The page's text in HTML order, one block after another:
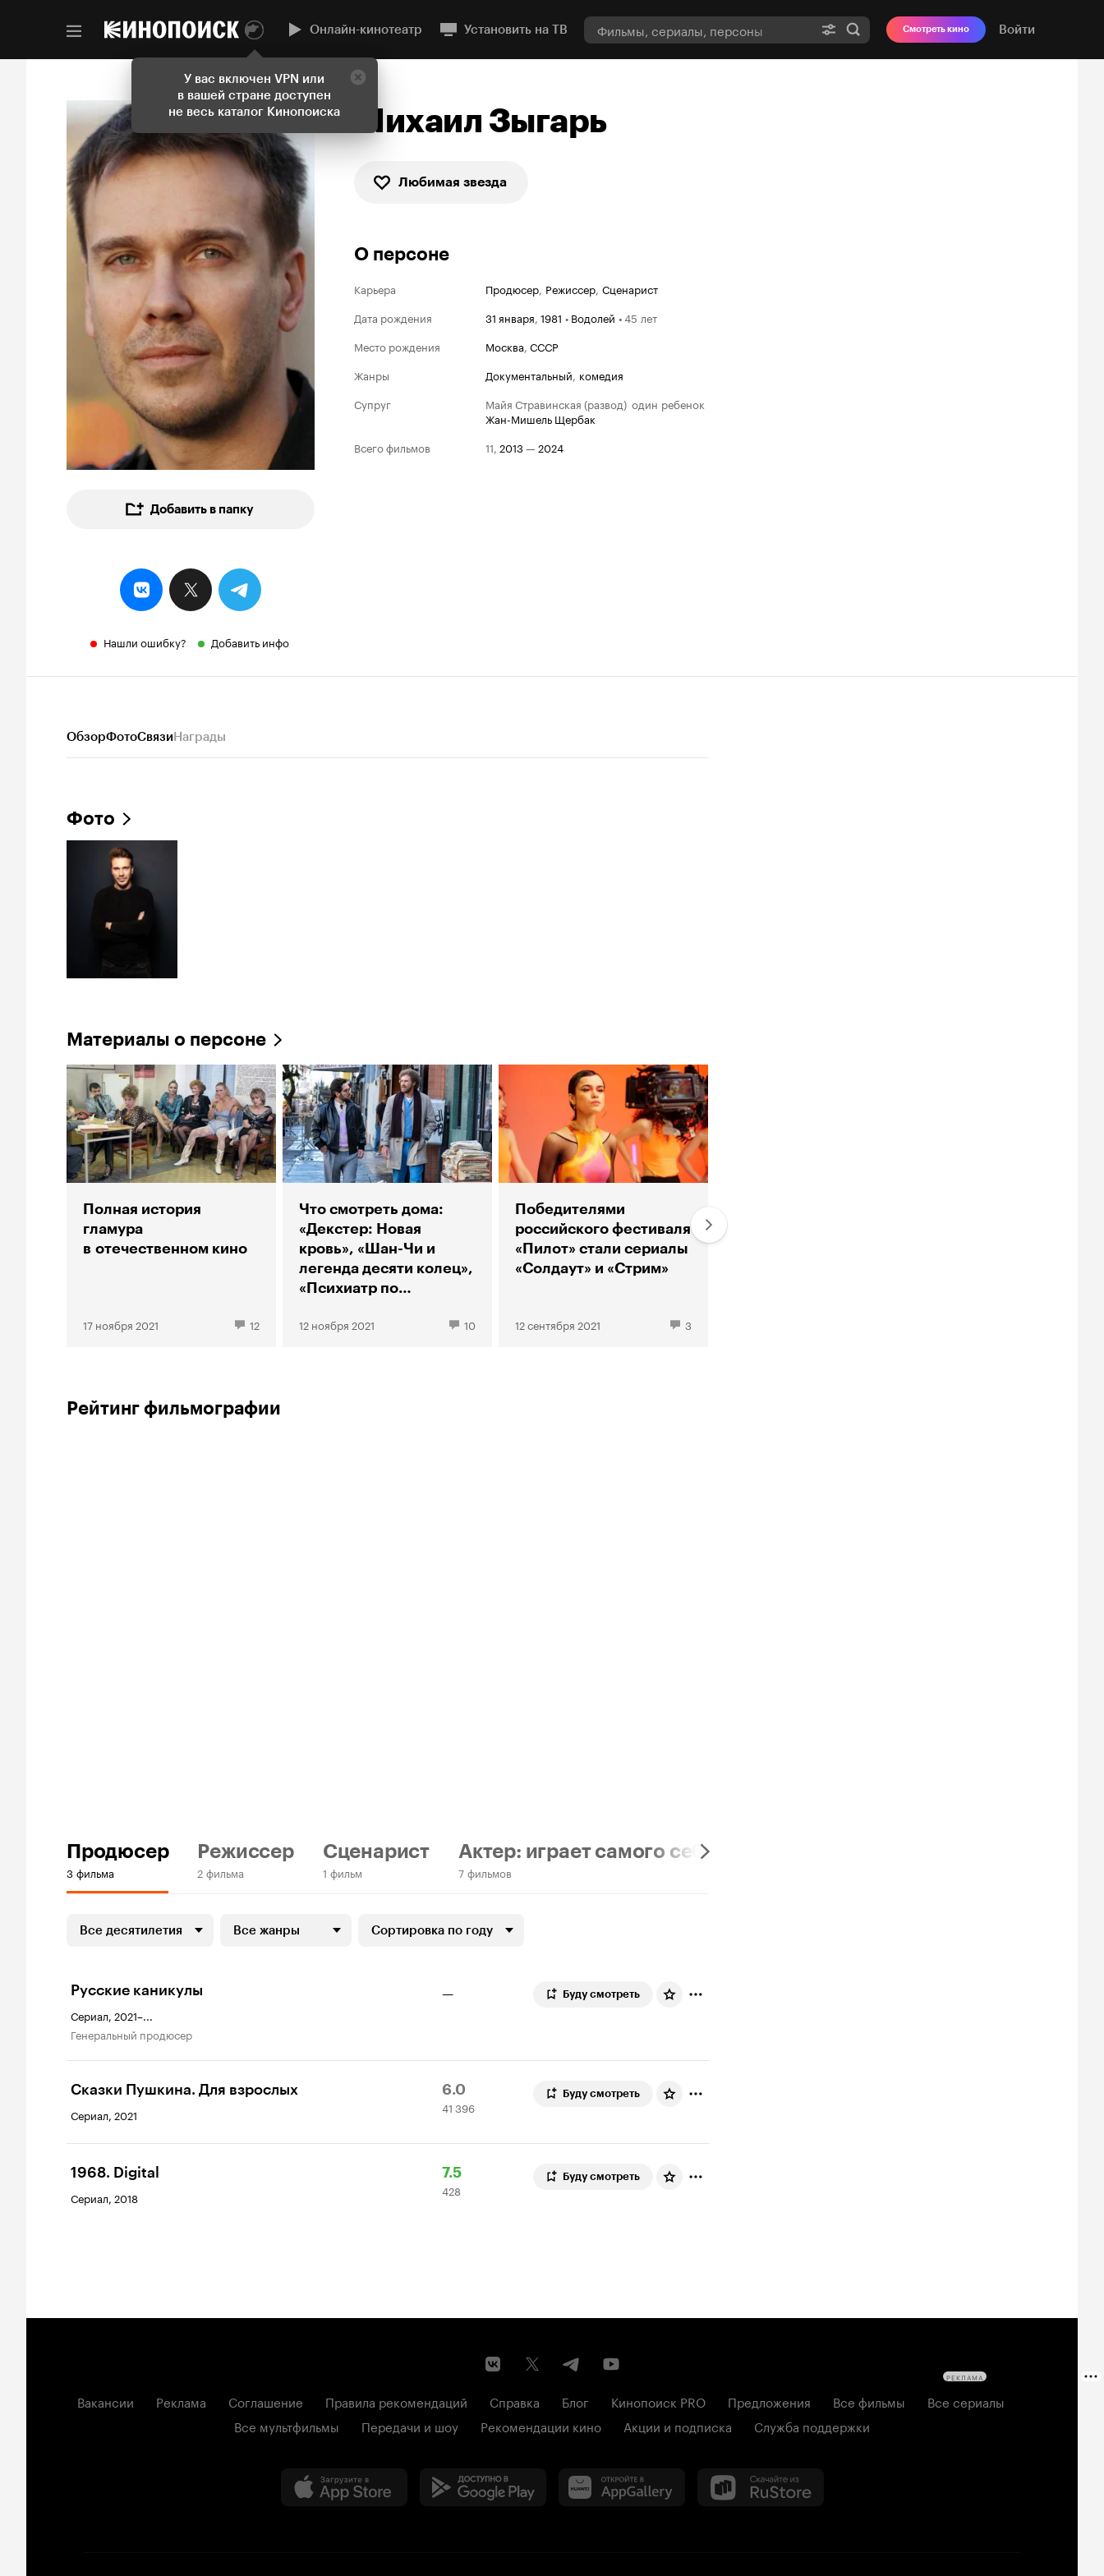
У вас включен VPN или
в вашей стране доступен
не весь каталог Кинопоиска
Онлайн-кинотеатр Установить на ТВ Смотреть кино Войти
Добавить в папку
Нашли ошибку? Добавить инфо
Михаил Зыгарь
Любимая звезда
О персоне
Карьера Продюсер, Режиссер, Сценарист
Дата рождения
31 января, 1981 • Водолей •45 лет
Место рождения
Москва, СССР
Жанры
документальный, комедия
Супруг
Майя Стравинская (развод) один ребенок
Жан-Мишель Щербак
Всего фильмов
11, 2013— 2024
ОбзорФотоСвязиНаграды
Фото
Материалы о персоне
Полная история
гламура
в отечественном кино
17 ноября 2021 12
Что смотреть дома:
«Декстер: Новая
кровь», «Шан-Чи и
легенда десяти колец»,
«Психиатр по
12 ноября 2021 10
Победителями
российского фестиваля
«Пилот» стали сериалы
«Солдаут» и «Стрим»
12 сентября 2021 3
Рейтинг фильмографии
Продюсер
3 фильма
Режиссер
2 фильма
Сценарист
1 фильм
Актер: играет самого себя
7 фильмов
Все десятилетия Все жанры Сортировка по году
Русские каникулы
Сериал, 2021–...
генеральный продюсер
— Буду смотреть
Сказки Пушкина. Для взрослых
Сериал, 2021
Рейтинг
Кинопоиска
6.0
41
396
41 396
Буду смотреть
1968. Digital
Сериал, 2018
Рейтинг
Кинопоиска
7.5
428
оценок
428
Буду смотреть
Вакансии Реклама Соглашение Правила рекомендаций Справка Блог Кинопоиск PRO Предложения Все фильмы
Все сериалы
Все мультфильмы
Передачи и шоу Рекомендации кино Акции и подписка Служба поддержки
РЕКЛАМА